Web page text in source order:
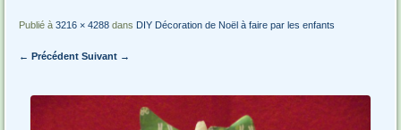
Publié à3216 × 4288 dans DIY Décoration de Noël à faire par les enfants
← Précédent Suivant →